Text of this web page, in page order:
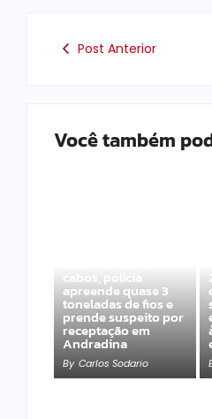
Post Anterior
Você também
cabos, polícia
apreende quase 3
toneladas de fios e
prende suspeito por
receptação em
Andradina
By Carlos Sodario